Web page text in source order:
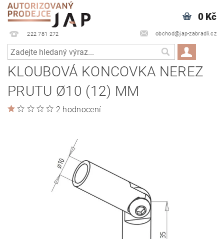
222 781 272 obchod@jap-zabradli.cz
0 Kč
KLOUBOVÁ KONCOVKA NEREZ
PRUTU Ø10 (12) MM
2 hodnocení